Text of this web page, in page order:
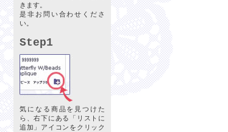
きます。
是非お問い合わせくださ
い。
Step1
気になる商品を見つけた
ら、右下にある「リストに
追加」アイコンをクリック